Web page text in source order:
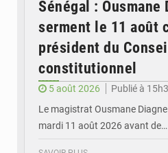
Sénégal : Ousmane
serment le 11 août
président du Conseil
constitutionnel
5 août 2026
Publié à
Le magistrat Ousmane
mardi 11 août 2026 avant de…